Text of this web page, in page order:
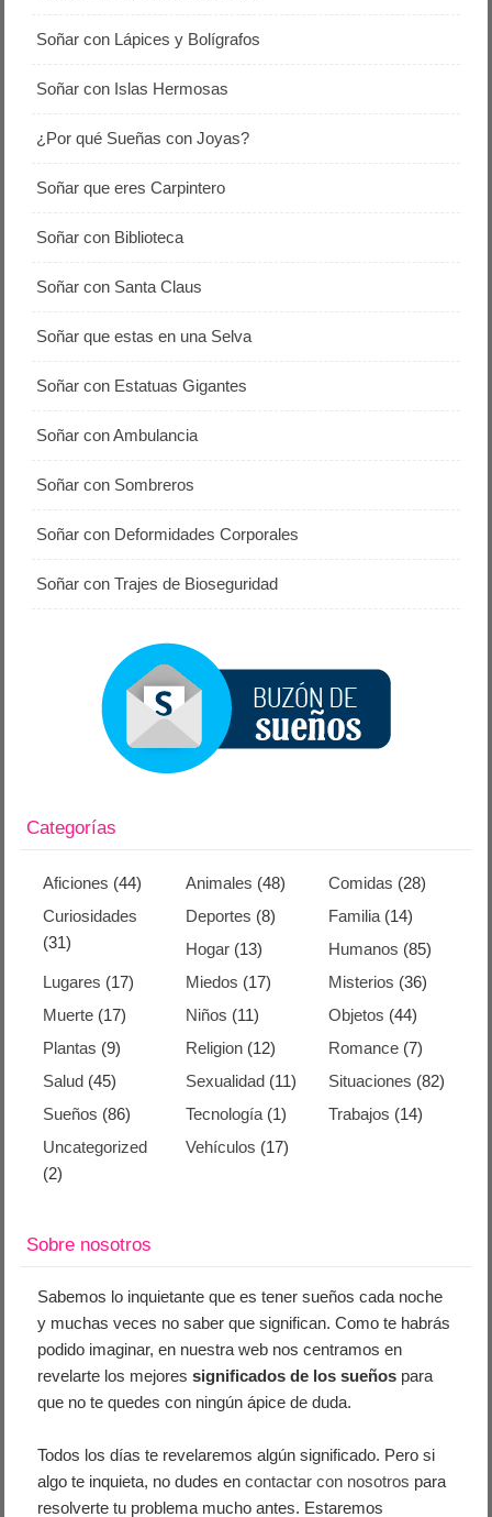
Soñar con Lápices y Bolígrafos
Soñar con Islas Hermosas
¿Por qué Sueñas con Joyas?
Soñar que eres Carpintero
Soñar con Biblioteca
Soñar con Santa Claus
Soñar que estas en una Selva
Soñar con Estatuas Gigantes
Soñar con Ambulancia
Soñar con Sombreros
Soñar con Deformidades Corporales
Soñar con Trajes de Bioseguridad
Categorías
Aficiones (44) Animales (48) Comidas (28)
Curiosidades
(31)
Deportes (8) Familia(14)
Hogar (13) Humanos (85)
Lugares (17) Miedos (17) Misterios (36)
Muerte (17) Niños (11) Objetos (44)
Plantas (9) Religion (12) Romance(7)
Salud (45) Sexualidad (11) Situaciones (82)
Sueños (86) Tecnología (1) Trabajos (14)
Uncategorized
(2)
Vehículos (17)
Sobre nosotros
Sabemos lo inquietante que es tener sueños cada noche
y muchas veces no saber que significan. Como te habrás
podido imaginar, en nuestra web nos centramos en
revelarte los mejoressignificados de los sueños para
que no te quedes con ningún ápice de duda.
Todos los días te revelaremos algún significado. Pero si
algo te inquieta, no dudes encontactar con nosotros para
resolverte tu problema mucho antes. Estaremos